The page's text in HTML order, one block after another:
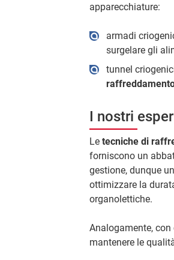
apparecchiature:
armadi
surgelare gli
tunnel
I nostri
Le tecniche di
forniscono un
gestione, dunque
ottimizzare la
organolettiche.
Analogamente,
mantenere le